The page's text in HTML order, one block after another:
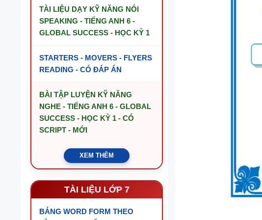
TÀI LIỆU DẠY KỸ NĂNG NÓI
SPEAKING - TIẾNG ANH 6 -
GLOBAL SUCCESS - HỌC KỲ 1
STARTERS - MOVERS - FLYERS
READING - CÓ ĐÁP ÁN
BÀI TẬP LUYỆN KỸ NĂNG
NGHE - TIẾNG ANH 6 - GLOBAL
SUCCESS - HỌC KỲ 1 - CÓ
SCRIPT - MỚI
XEM THÊM
TÀI LIỆU LỚP 7
BẢNG WORD FORM THEO